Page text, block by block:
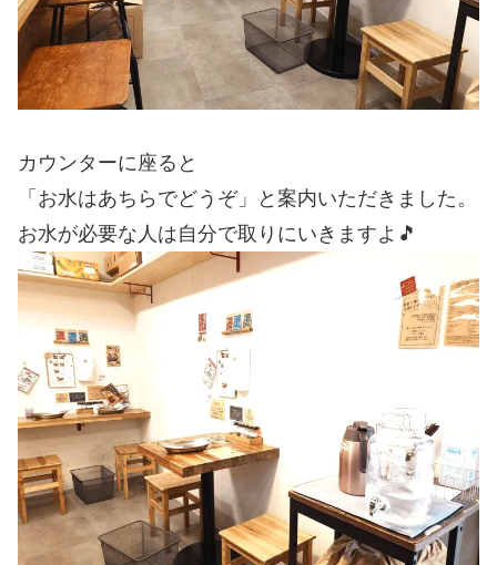
カウンターに座ると
「お水はあちらでどうぞ」と案内いただきました。
お水が必要な人は自分で取りにいきますよ🎵